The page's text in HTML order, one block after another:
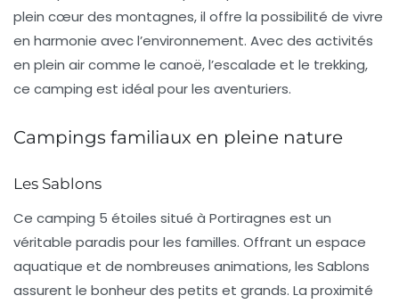
plein cœur des montagnes, il offre la possibilité de vivre
en harmonie avec l’environnement. Avec des activités
en plein aircomme le canoë, l’escalade et le trekking,
ce camping est idéal pour les aventuriers.
Campings familiaux en pleine nature
Les Sablons
Ce camping 5 étoiles situé à Portiragnes est un
véritable paradis pour les familles. Offrant un espace
aquatique et de nombreuses animations, les Sablons
assurent le bonheur des petits et grands. La proximité